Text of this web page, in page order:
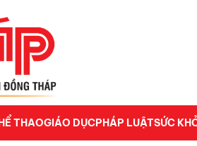
THAOGIÁO DỤCPHÁP LUẬTSỨC